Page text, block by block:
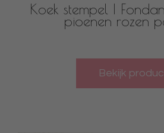
Koek stempel |
pioenen rozen
Bekijk